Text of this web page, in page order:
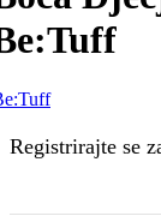
Registrirajte se